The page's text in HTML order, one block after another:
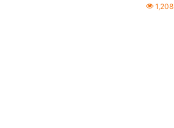
1,208